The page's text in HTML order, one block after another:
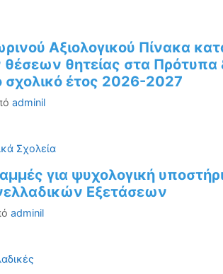
Αξιολογικού Πίνακα
θητείας στα Πρότυπα
σχολικό έτος 2026-2027
adminil
Σχολεία
για ψυχολογική
Εξετάσεων
adminil